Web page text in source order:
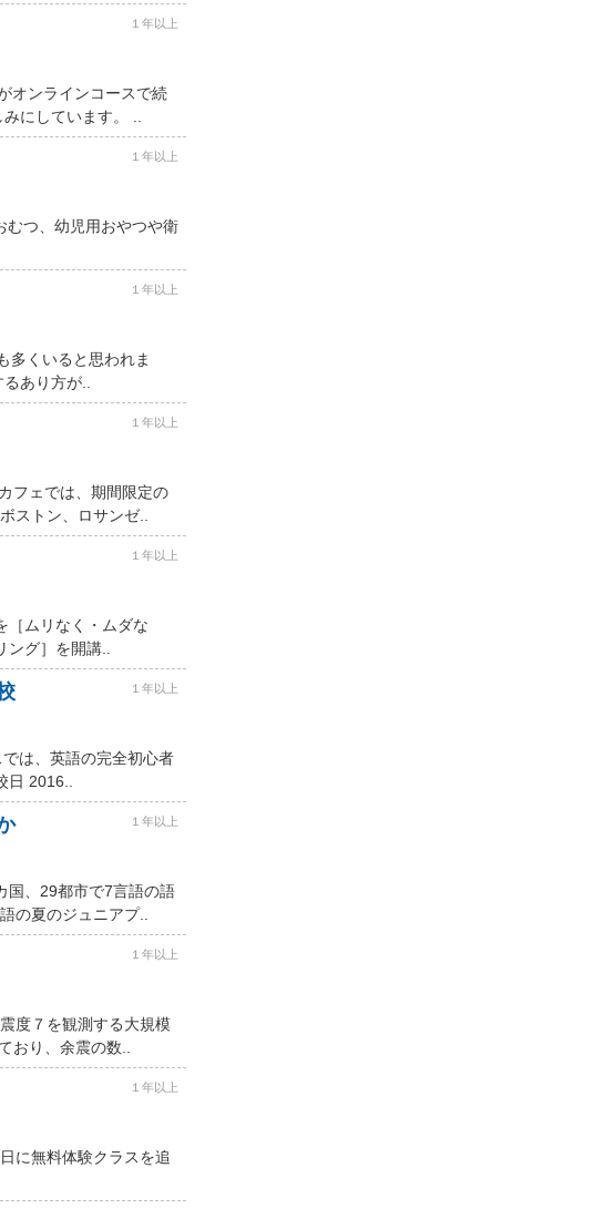
１年以上
オンラインコースで続
にしています。 ..
１年以上
むつ、幼児用おやつや衛
１年以上
多くいると思われま
あり方が..
１年以上
フェでは、期間限定の
ストン、ロサンゼ..
１年以上
［ムリなく・ムダな
グ］を開講..
１年以上
は、英語の完全初心者
2016..
１年以上
国、29都市で7言語の語
の夏のジュニアプ..
１年以上
度７を観測する大規模
おり、余震の数..
１年以上
に無料体験クラスを追